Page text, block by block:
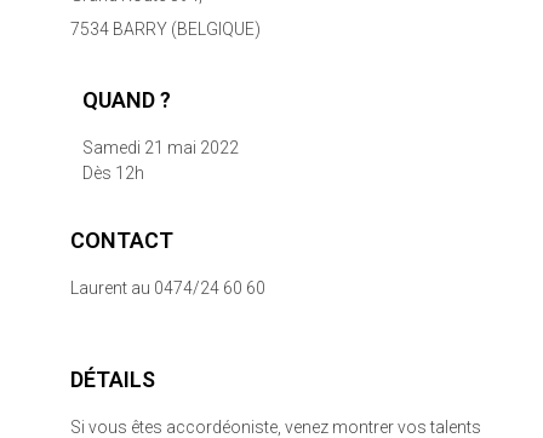
7534 BARRY (BELGIQUE)
QUAND ?
Samedi 21 mai 2022
Dès 12h
CONTACT
Laurent au 0474/24 60 60
DÉTAILS
Si vous êtes accordéoniste, venez montrer vos talents